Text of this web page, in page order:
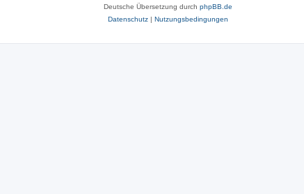
Deutsche Übersetzung durch phpBB.de
Datenschutz| Nutzungsbedingungen